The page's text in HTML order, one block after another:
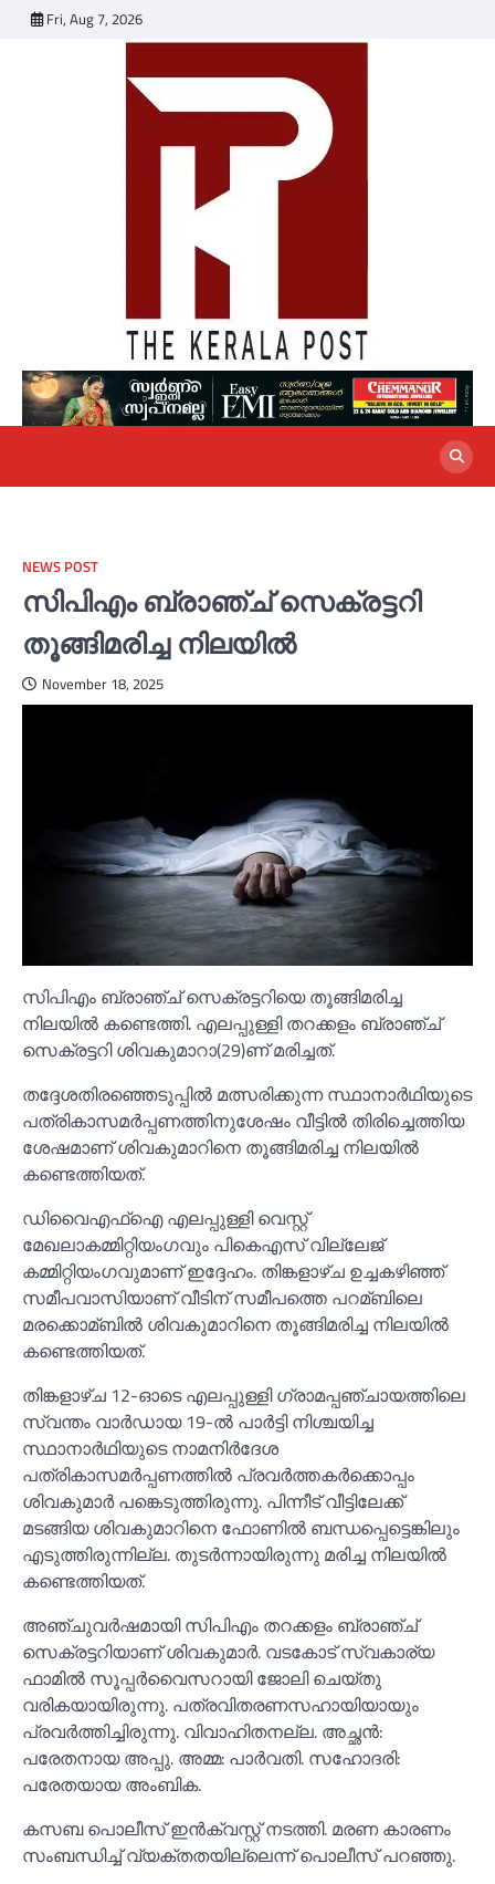
Fri, Aug 7, 2026
NEWS POST
സിപിഎം ബ്രാഞ്ച് സെക്രട്ടറി
തൂങ്ങിമരിച്ച നിലയില്‍
November 18, 2025
സിപിഎം ബ്രാഞ്ച് സെക്രട്ടറിയെ തൂങ്ങിമരിച്ച
നിലയില്‍ കണ്ടെത്തി. എലപ്പുള്ളി തറക്കളം ബ്രാഞ്ച്
സെക്രട്ടറി ശിവകുമാറാ(29)ണ് മരിച്ചത്.
തദ്ദേശതിരഞ്ഞെടുപ്പില്‍ മത്സരിക്കുന്ന സ്ഥാനാര്‍ഥിയുടെ
പത്രികാസമര്‍പ്പണത്തിനുശേഷം വീട്ടില്‍ തിരിച്ചെത്തിയ
ശേഷമാണ് ശിവകുമാറിനെ തൂങ്ങിമരിച്ച നിലയില്‍
കണ്ടെത്തിയത്.
ഡിവൈഎഫ്‌ഐ എലപ്പുള്ളി വെസ്റ്റ്
മേഖലാകമ്മിറ്റിയംഗവും പികെഎസ് വില്ലേജ്
കമ്മിറ്റിയംഗവുമാണ് ഇദ്ദേഹം. തിങ്കളാഴ്ച ഉച്ചകഴിഞ്ഞ്
സമീപവാസിയാണ് വീടിന് സമീപത്തെ പറമ്ബിലെ
മരക്കൊമ്ബില്‍ ശിവകുമാറിനെ തൂങ്ങിമരിച്ച നിലയില്‍
കണ്ടെത്തിയത്.
തിങ്കളാഴ്ച 12-ഓടെ എലപ്പുള്ളി ഗ്രാമപ്പഞ്ചായത്തിലെ
സ്വന്തം വാര്‍ഡായ 19-ല്‍ പാര്‍ട്ടി നിശ്ചയിച്ച
സ്ഥാനാര്‍ഥിയുടെ നാമനിര്‍ദേശ
പത്രികാസമര്‍പ്പണത്തില്‍ പ്രവര്‍ത്തകര്‍ക്കൊപ്പം
ശിവകുമാര്‍ പങ്കെടുത്തിരുന്നു. പിന്നീട് വീട്ടിലേക്ക്
മടങ്ങിയ ശിവകുമാറിനെ ഫോണില്‍ ബന്ധപ്പെട്ടെങ്കിലും
എടുത്തിരുന്നില്ല. തുടര്‍ന്നായിരുന്നു മരിച്ച നിലയില്‍
കണ്ടെത്തിയത്.
അഞ്ചുവര്‍ഷമായി സിപിഎം തറക്കളം ബ്രാഞ്ച്
സെക്രട്ടറിയാണ് ശിവകുമാര്‍. വടകോട് സ്വകാര്യ
ഫാമില്‍ സൂപ്പര്‍വൈസറായി ജോലി ചെയ്തു
വരികയായിരുന്നു. പത്രവിതരണസഹായിയായും
പ്രവര്‍ത്തിച്ചിരുന്നു. വിവാഹിതനല്ല. അച്ഛന്‍:
പരേതനായ അപ്പു. അമ്മ: പാര്‍വതി. സഹോദരി:
പരേതയായ അംബിക.
കസബ പൊലീസ് ഇന്‍ക്വസ്റ്റ് നടത്തി. മരണ കാരണം
സംബന്ധിച്ച്‌ വ്യക്തതയില്ലെന്ന് പൊലീസ് പറഞ്ഞു.